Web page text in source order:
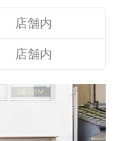
店舗内
店舗内